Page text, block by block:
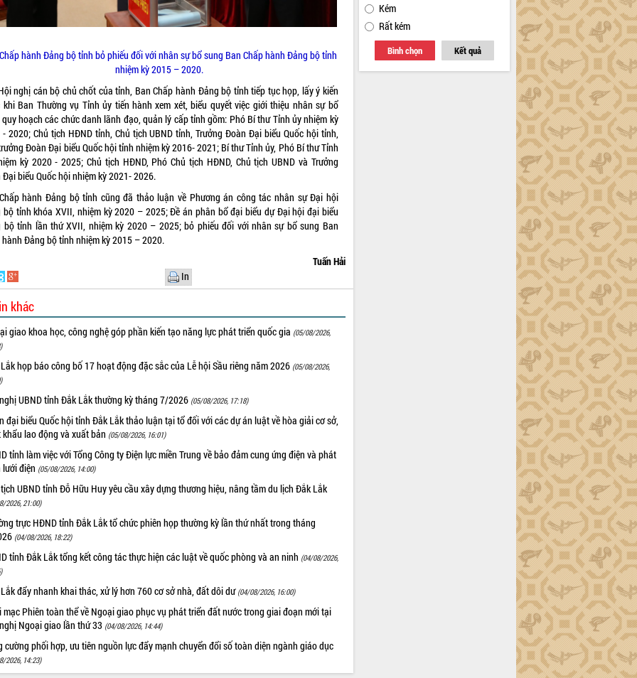
hành Đảng bộ tỉnh bỏ phiếu đối với nhân sự bổ sung Ban Chấp hành Đảng bộ tỉnh
nhiệm kỳ 2015 – 2020.
nghị cán bộ chủ chốt của tỉnh, Ban Chấp hành Đảng bộ tỉnh tiếp tục họp, lấy ý kiến
khi Ban Thường vụ Tỉnh ủy tiến hành xem xét, biểu quyết việc giới thiệu nhân sự bổ
hoạch các chức danh lãnh đạo, quản lý cấp tỉnh gồm: Phó Bí thư Tỉnh ủy nhiệm kỳ
2020; Chủ tịch HĐND tỉnh, Chủ tịch UBND tỉnh, Trưởng Đoàn Đại biểu Quốc hội tỉnh,
Đoàn Đại biểu Quốc hội tỉnh nhiệm kỳ 2016- 2021; Bí thư Tỉnh ủy, Phó Bí thư Tỉnh
kỳ 2020 - 2025; Chủ tịch HĐND, Phó Chủ tịch HĐND, Chủ tịch UBND và Trưởng
biểu Quốc hội nhiệm kỳ 2021- 2026.
hành Đảng bộ tỉnh cũng đã thảo luận về Phương án công tác nhân sự Đại hội
bộ tỉnh khóa XVII, nhiệm kỳ 2020 – 2025; Đề án phân bổ đại biểu dự Đại hội đại biểu
bộ tỉnh lần thứ XVII, nhiệm kỳ 2020 – 2025; bỏ phiếu đối với nhân sự bổ sung Ban
hành Đảng bộ tỉnh nhiệm kỳ 2015 – 2020.
Tuấn Hải
In
khác
giao khoa học, công nghệ góp phần kiến tạo năng lực phát triển quốc gia (05/08/2026,
họp báo công bố 17 hoạt động đặc sắc của Lễ hội Sầu riêng năm 2026 (05/08/2026,
UBND tỉnh Đắk Lắk thường kỳ tháng 7/2026 (05/08/2026, 17:18)
đại biểu Quốc hội tỉnh Đắk Lắk thảo luận tại tổ đối với các dự án luật về hòa giải cơ sở,
khẩu lao động và xuất bản (05/08/2026, 16:01)
tỉnh làm việc với Tổng Công ty Điện lực miền Trung về bảo đảm cung ứng điện và phát
lưới điện (05/08/2026, 14:00)
UBND tỉnh Đỗ Hữu Huy yêu cầu xây dựng thương hiệu, nâng tầm du lịch Đắk Lắk
2026, 21:00)
trực HĐND tỉnh Đắk Lắk tổ chức phiên họp thường kỳ lần thứ nhất trong tháng
(04/08/2026, 18:22)
tỉnh Đắk Lắk tổng kết công tác thực hiện các luật về quốc phòng và an ninh (04/08/2026,
đẩy nhanh khai thác, xử lý hơn 760 cơ sở nhà, đất dôi dư (04/08/2026, 16:00)
mạc Phiên toàn thể về Ngoại giao phục vụ phát triển đất nước trong giai đoạn mới tại
Ngoại giao lần thứ 33 (04/08/2026, 14:44)
cường phối hợp, ưu tiên nguồn lực đẩy mạnh chuyển đổi số toàn diện ngành giáo dục
2026, 14:23)
Kém
Rất kém
Bình chọn Kết quả